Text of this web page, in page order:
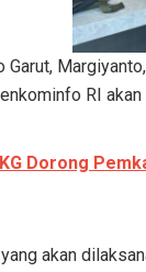
Garut,
RI
Dorong
akan